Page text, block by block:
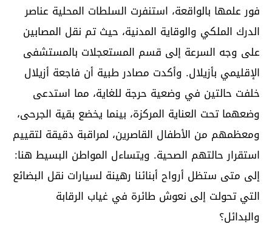
فور علمها بالواقعة، استنفرت السلطات المحلية عناصر
الدرك الملكي والوقاية المدنية، حيث تم نقل المصابين
على وجه السرعة إلى قسم المستعجلات بالمستشفى
الإقليمي بأزيلال. وأكدت مصادر طبية أن فاجعة أزيلال
خلفت حالتين في وضعية حرجة للغاية، مما استدعى
وضعهما تحت العناية المركزة، بينما يخضع بقية الجرحى،
ومعظمهم من الأطفال القاصرين، لمراقبة دقيقة لتقييم
استقرار حالتهم الصحية. ويتساءل المواطن البسيط هنا:
إلى متى ستظل أرواح أبنائنا رهينة لسيارات نقل البضائع
التي تحولت إلى نعوش طائرة في غياب الرقابة
والبدائل؟